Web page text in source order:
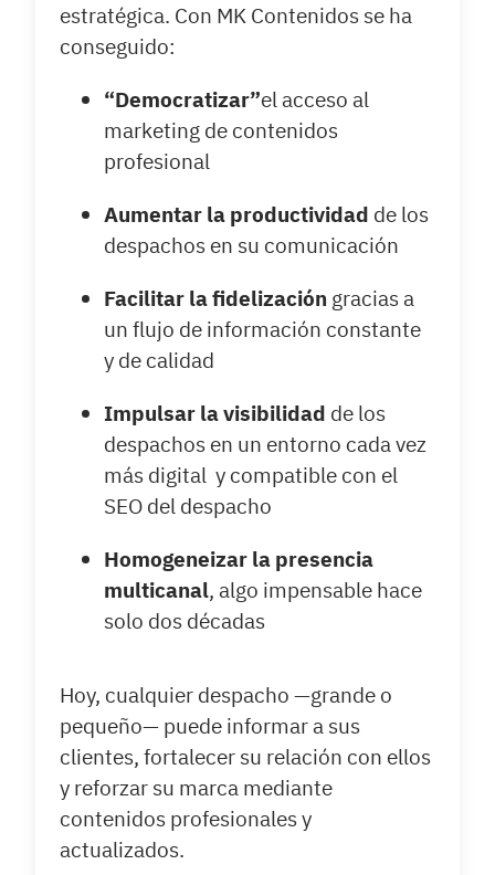
estratégica. Con MK Contenidos se ha
conseguido:
“Democratizar”el acceso al
marketing de contenidos
profesional
Aumentar la productividad de los
despachos en su comunicación
Facilitar la fidelización gracias a
un flujo de información constante
y de calidad
Impulsar la visibilidad de los
despachos en un entorno cada vez
más digital y compatible con el
SEO del despacho
Homogeneizar la presencia
multicanal, algo impensable hace
solo dos décadas
Hoy, cualquier despacho —grande o
pequeño— puede informar a sus
clientes, fortalecer su relación con ellos
y reforzar su marca mediante
contenidos profesionales y
actualizados.